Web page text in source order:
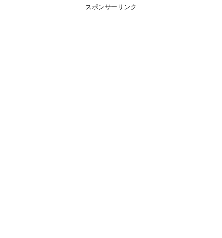
スポンサーリンク